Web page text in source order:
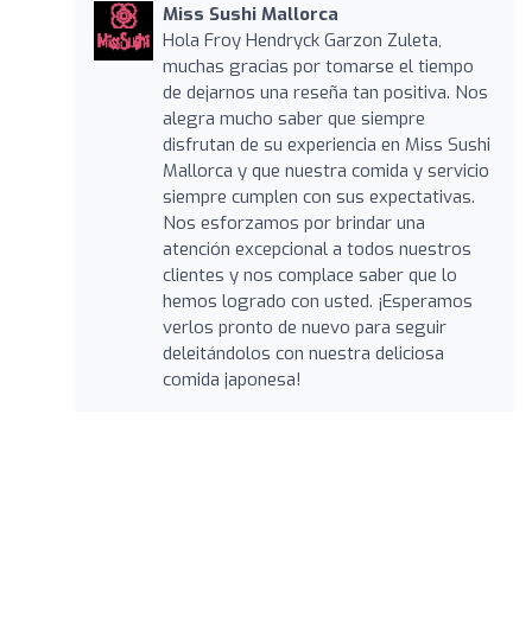
Miss Sushi Mallorca
Hola Froy Hendryck Garzon Zuleta,
muchas gracias por tomarse el tiempo
de dejarnos una reseña tan positiva. Nos
alegra mucho saber que siempre
disfrutan de su experiencia en Miss Sushi
Mallorca y que nuestra comida y servicio
siempre cumplen con sus expectativas.
Nos esforzamos por brindar una
atención excepcional a todos nuestros
clientes y nos complace saber que lo
hemos logrado con usted. ¡Esperamos
verlos pronto de nuevo para seguir
deleitándolos con nuestra deliciosa
comida japonesa!